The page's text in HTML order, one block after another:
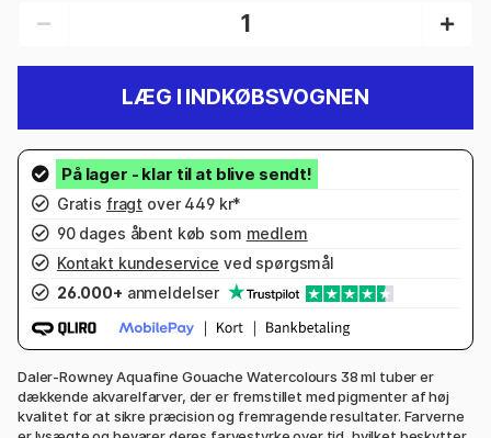
LÆG I INDKØBSVOGNEN
Gratis fragt over 449 kr*
90 dages åbent køb som medlem
Kontakt kundeservice ved spørgsmål
26.000+ anmeldelser
Daler-Rowney Aquafine Gouache Watercolours 38 ml tuber er
dækkende akvarelfarver, der er fremstillet med pigmenter af høj
kvalitet for at sikre præcision og fremragende resultater. Farverne